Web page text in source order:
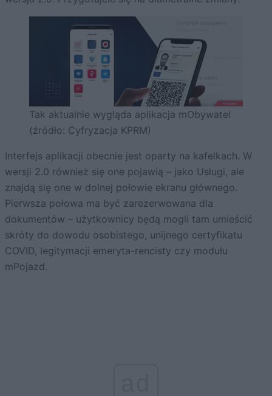
Tak aktualnie wygląda aplikacja mObywatel
(źródło: Cyfryzacja KPRM)
Interfejs aplikacji obecnie jest oparty na kafelkach. W
wersji 2.0 również się one pojawią – jako Usługi, ale
znajdą się one w dolnej połowie ekranu głównego.
Pierwsza połowa ma być zarezerwowana dla
dokumentów – użytkownicy będą mogli tam umieścić
skróty do dowodu osobistego, unijnego certyfikatu
COVID, legitymacji emeryta-rencisty czy modułu
mPojazd.